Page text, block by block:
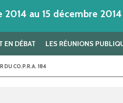
2014 au 15 décembre 2014
EN DÉBAT LES RÉUNIONS
DU CO.P.R.A. 184